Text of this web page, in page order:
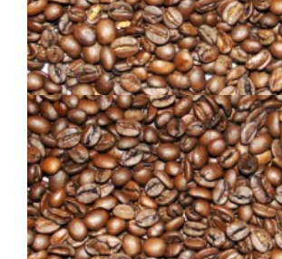
MEXICAIN DÉCAFÉINÉ À